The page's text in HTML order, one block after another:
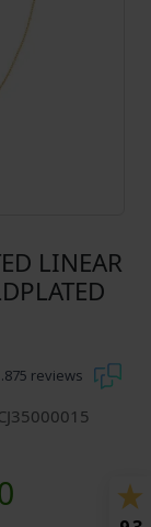
LINEAR
reviews
H